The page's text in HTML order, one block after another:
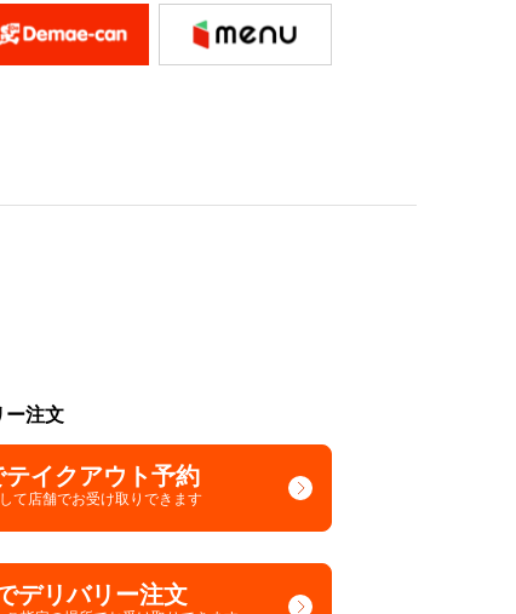
ー注文
イクアウト予約
て店舗でお受け取りできます
デリバリー注文